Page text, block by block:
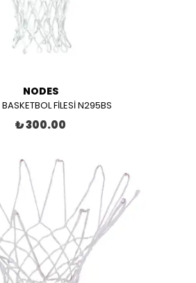
NODES
FİLESİ N295BS
₺ 300.00